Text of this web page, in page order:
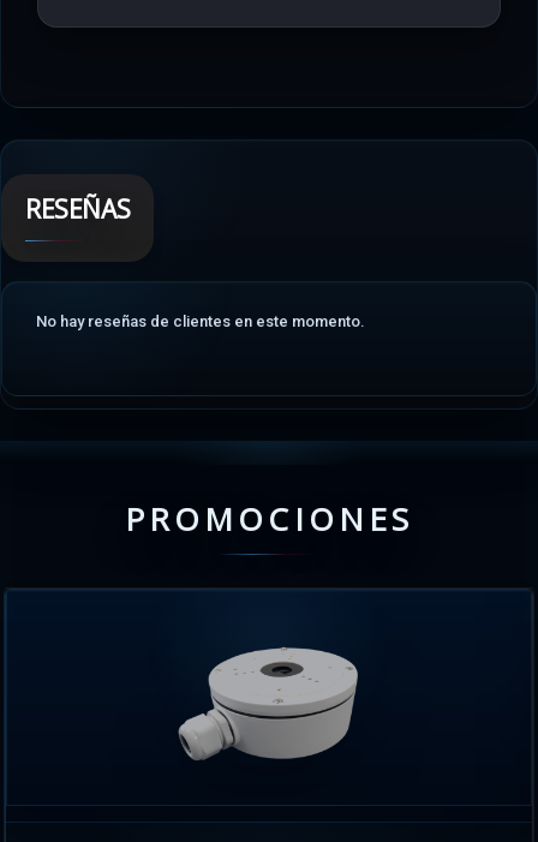
RESEÑAS
No hay reseñas de clientes en este momento.
PROMOCIONES